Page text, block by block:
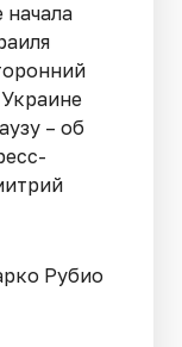
– об
Рубио